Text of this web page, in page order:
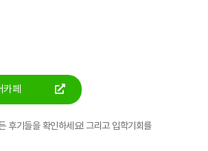
카페
후기들을 확인하세요! 그리고 입학기회를